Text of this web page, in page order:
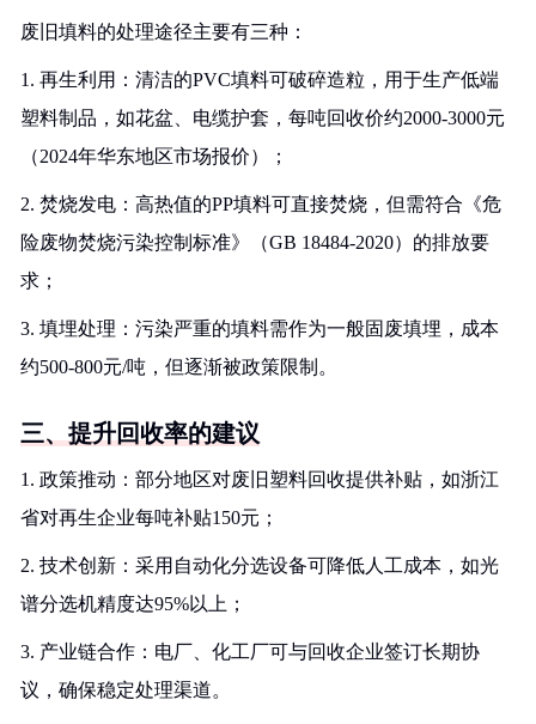
废旧填料的处理途径主要有三种：
1. 再生利用：清洁的PVC填料可破碎造粒，用于生产低端
塑料制品，如花盆、电缆护套，每吨回收价约2000-3000元
（2024年华东地区市场报价）；
2. 焚烧发电：高热值的PP填料可直接焚烧，但需符合《危
险废物焚烧污染控制标准》（GB 18484-2020）的排放要
求；
3. 填埋处理：污染严重的填料需作为一般固废填埋，成本
约500-800元/吨，但逐渐被政策限制。
三、提升回收率的建议
1. 政策推动：部分地区对废旧塑料回收提供补贴，如浙江
省对再生企业每吨补贴150元；
2. 技术创新：采用自动化分选设备可降低人工成本，如光
谱分选机精度达95%以上；
3. 产业链合作：电厂、化工厂可与回收企业签订长期协
议，确保稳定处理渠道。